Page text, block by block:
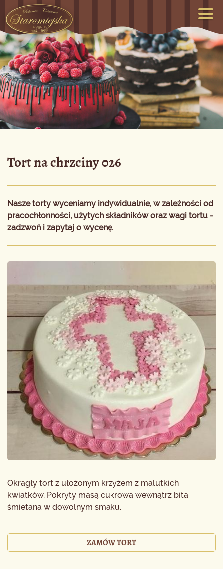
Okrągły tort z ułożonym krzyżem z malutkich
kwiatków. Pokryty masą cukrową wewnątrz bita
śmietana w dowolnym smaku.
ZAMÓW TORT
Tort na chrzciny 026
Nasze torty wyceniamy indywidualnie, w zależności od
pracochłonności, użytych składników oraz wagi tortu -
zadzwoń i zapytaj o wycenę.